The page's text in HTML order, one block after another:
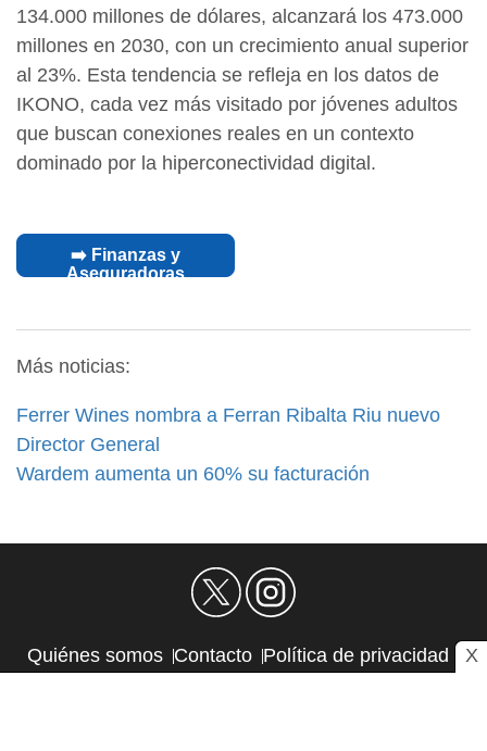
134.000 millones de dólares, alcanzará los 473.000
millones en 2030, con un crecimiento anual superior
al 23%. Esta tendencia se refleja en los datos de
IKONO, cada vez más visitado por jóvenes adultos
que buscan conexiones reales en un contexto
dominado por la hiperconectividad digital.
➡️ Finanzas y
Aseguradoras
Más noticias:
Ferrer Wines nombra a Ferran Ribalta Riu nuevo
Director General
Wardem aumenta un 60% su facturación
Quiénes somos Contacto Política de privacidad
X